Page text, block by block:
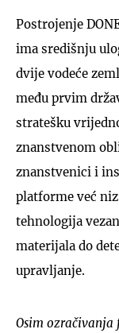
Postrojenje
ima središnju
dvije vodeće
među prvim
stratešku
znanstvenom
znanstvenici i
platforme već
tehnologija
materijala do
upravljanje.
Osim ozračivanja